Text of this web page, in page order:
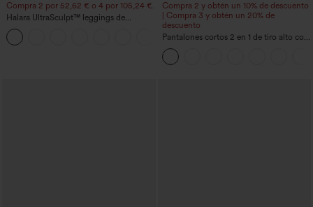
Compra 2 por 52,62 € o 4 por 105,24 €.
Halara UltraSculpt™ leggings de
entrenamiento de cintura alta
moldeadores, con efecto levantamiento
de glúteos, control de abdomen y
+15
Compra 2 y obtén un 10% de descuento
| Compra 3 y obtén un 20% de
descuento
Pantalones cortos 2 en 1 de tiro alto con
bolsillo interior y trasero